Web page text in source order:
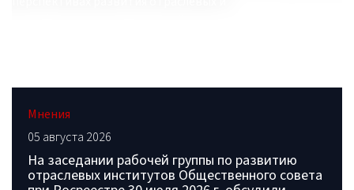
Мнения
05 августа 2026
На заседании рабочей группы по развитию
отраслевых институтов Общественного совета